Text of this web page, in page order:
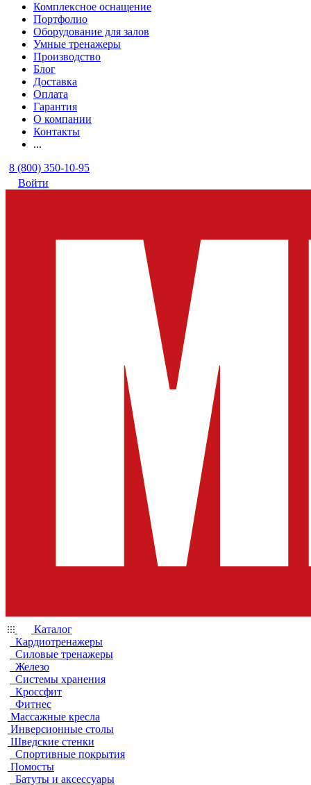
Комплексное оснащение
Портфолио
Оборудование для залов
Умные тренажеры
Производство
Блог
Доставка
Оплата
Гарантия
О компании
Контакты
...
8 (800) 350-10-95
Войти
Каталог
Кардиотренажеры
Силовые тренажеры
Железо
Системы хранения
Кроссфит
Фитнес
Массажные кресла
Инверсионные столы
Шведские стенки
Спортивные покрытия
Помосты
Батуты и аксессуары